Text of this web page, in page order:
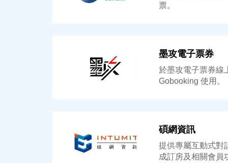
票。
墨攻電子票券
於墨攻電子票券線
Gobooking 使用。
碩網資訊
提供專屬互動式對
成訂房及相關會員